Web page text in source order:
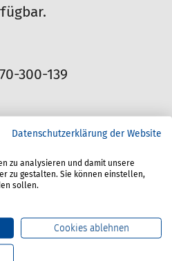
300-139
Datenschutzerklärung der Website
zu analysieren und damit unsere
zu gestalten. Sie können einstellen,
sollen.
Cookies ablehnen